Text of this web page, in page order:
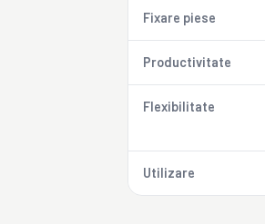
Fixare piese
Productivitate
Flexibilitate
Utilizare